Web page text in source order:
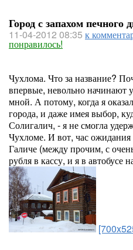
Город с запахом печного
11-04-2012 08:35 к
понравилось!
Чухлома. Что за название?
впервые, невольно начинают
мной. А потому, когда я
города, и даже имея выбор,
Солигалич, - я не смогла
Чухломе. И вот, час ожидания
Галиче (между прочим, с
рубля в кассу, и я в автобусе